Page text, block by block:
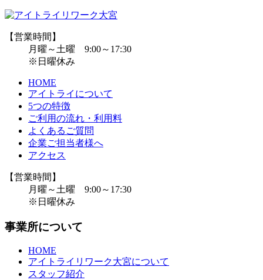
【営業時間】
月曜～土曜 9:00～17:30
※日曜休み
HOME
アイトライについて
5つの特徴
ご利用の流れ・利用料
よくあるご質問
企業ご担当者様へ
アクセス
【営業時間】
月曜～土曜 9:00～17:30
※日曜休み
事業所について
HOME
アイトライリワーク大宮について
スタッフ紹介